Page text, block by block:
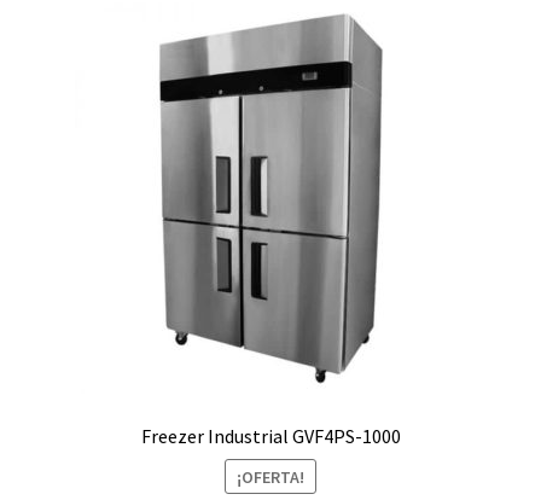
Freezer Industrial GVF4PS-1000
¡OFERTA!